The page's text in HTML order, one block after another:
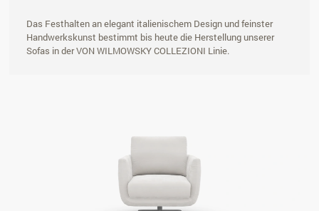
Das Festhalten an elegant italienischem Design und feinster
Handwerkskunst bestimmt bis heute die Herstellung unserer
Sofas in der VON WILMOWSKY COLLEZIONI Linie.